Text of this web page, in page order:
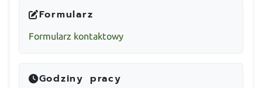
Formularz
Formularz kontaktowy
Godziny pracy